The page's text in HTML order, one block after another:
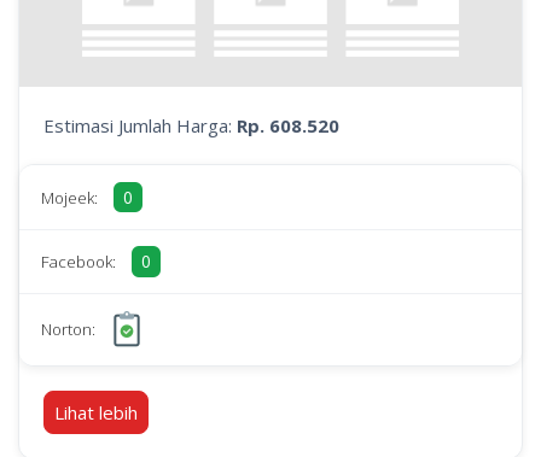
Estimasi Jumlah Harga: Rp. 608.520
Mojeek: 0
Facebook: 0
Norton:
Lihat lebih